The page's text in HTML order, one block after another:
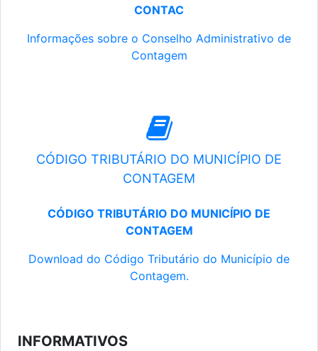
CONTAC
Informações sobre o Conselho Administrativo de
Contagem
CÓDIGO TRIBUTÁRIO DO MUNICÍPIO DE
CONTAGEM
CÓDIGO TRIBUTÁRIO DO MUNICÍPIO DE
CONTAGEM
Download do Código Tributário do Município de
Contagem.
INFORMATIVOS